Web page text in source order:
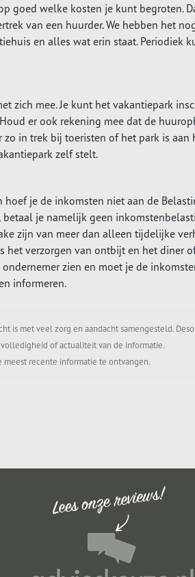
goed welke kosten je kunt begroten.
van een huurder. We hebben het
en alles wat erin staat. Periodiek
zich mee. Je kunt het vakantiepark
er ook rekening mee dat de
in trek bij toeristen of het park is aan
zelf stelt.
je de inkomsten niet aan de
je namelijk geen
zijn van meer dan alleen tijdelijke
het verzorgen van ontbijt en het diner
zien en moet je de
informeren.
is met veel zorg en aandacht samengesteld.
of actualiteit van de informatie.
meest recente informatie te ontvangen.